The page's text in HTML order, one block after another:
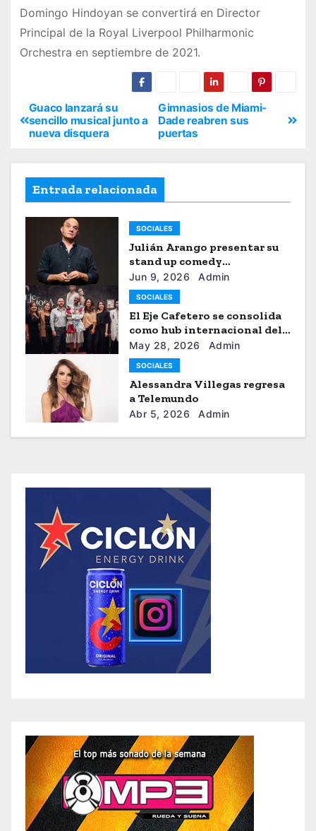
Domingo Hindoyan se convertirá en Director
Principal de la Royal Liverpool Philharmonic
Orchestra en septiembre de 2021.
Gimnasios de Miami-
Dade reabren sus
puertas
Guaco lanzará su
sencillo musical junto a
nueva disquera
Entrada relacionada
SOCIALES
Julián Arango presentar su
stand up comedy
“Julianchou”
Jun 9, 2026 Admin
SOCIALES
El Eje Cafetero se consolida
como hub internacional del
sistema moda
May 28, 2026 Admin
SOCIALES
Alessandra Villegas regresa
a Telemundo
Abr 5, 2026 Admin